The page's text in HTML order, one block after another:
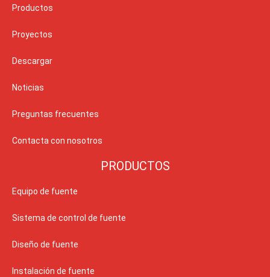
Productos
Proyectos
Descargar
Noticias
Preguntas frecuentes
Contacta con nosotros
PRODUCTOS
Equipo de fuente
Sistema de control de fuente
Diseño de fuente
Instalación de fuente